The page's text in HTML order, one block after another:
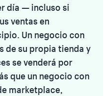
día — incluso si
ventas en
Un negocio con
de su propia tienda y
se venderá por
que un negocio con
marketplace,